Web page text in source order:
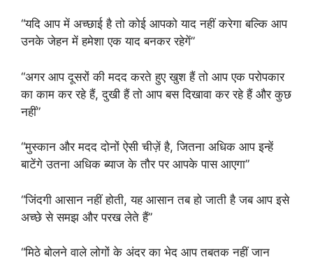
“यदि आप में अच्छाई है तो कोई आपको याद नहीं करेगा बल्कि आप
उनके जेहन में हमेशा एक याद बनकर रहेगें”
“अगर आप दूसरों की मदद करते हुए खुश हैं तो आप एक परोपकार
का काम कर रहे हैं, दुखी हैं तो आप बस दिखावा कर रहे हैं और कुछ
नहीं”
“मुस्कान और मदद दोनों ऐसी चीज़ें है, जितना अधिक आप इन्हें
बाटेंगे उतना अधिक ब्याज के तौर पर आपके पास आएगा”
“जिंदगी आसान नहीं होती, यह आसान तब हो जाती है जब आप इसे
अच्छे से समझ और परख लेते हैं”
“मिठे बोलने वाले लोगों के अंदर का भेद आप तबतक नहीं जान